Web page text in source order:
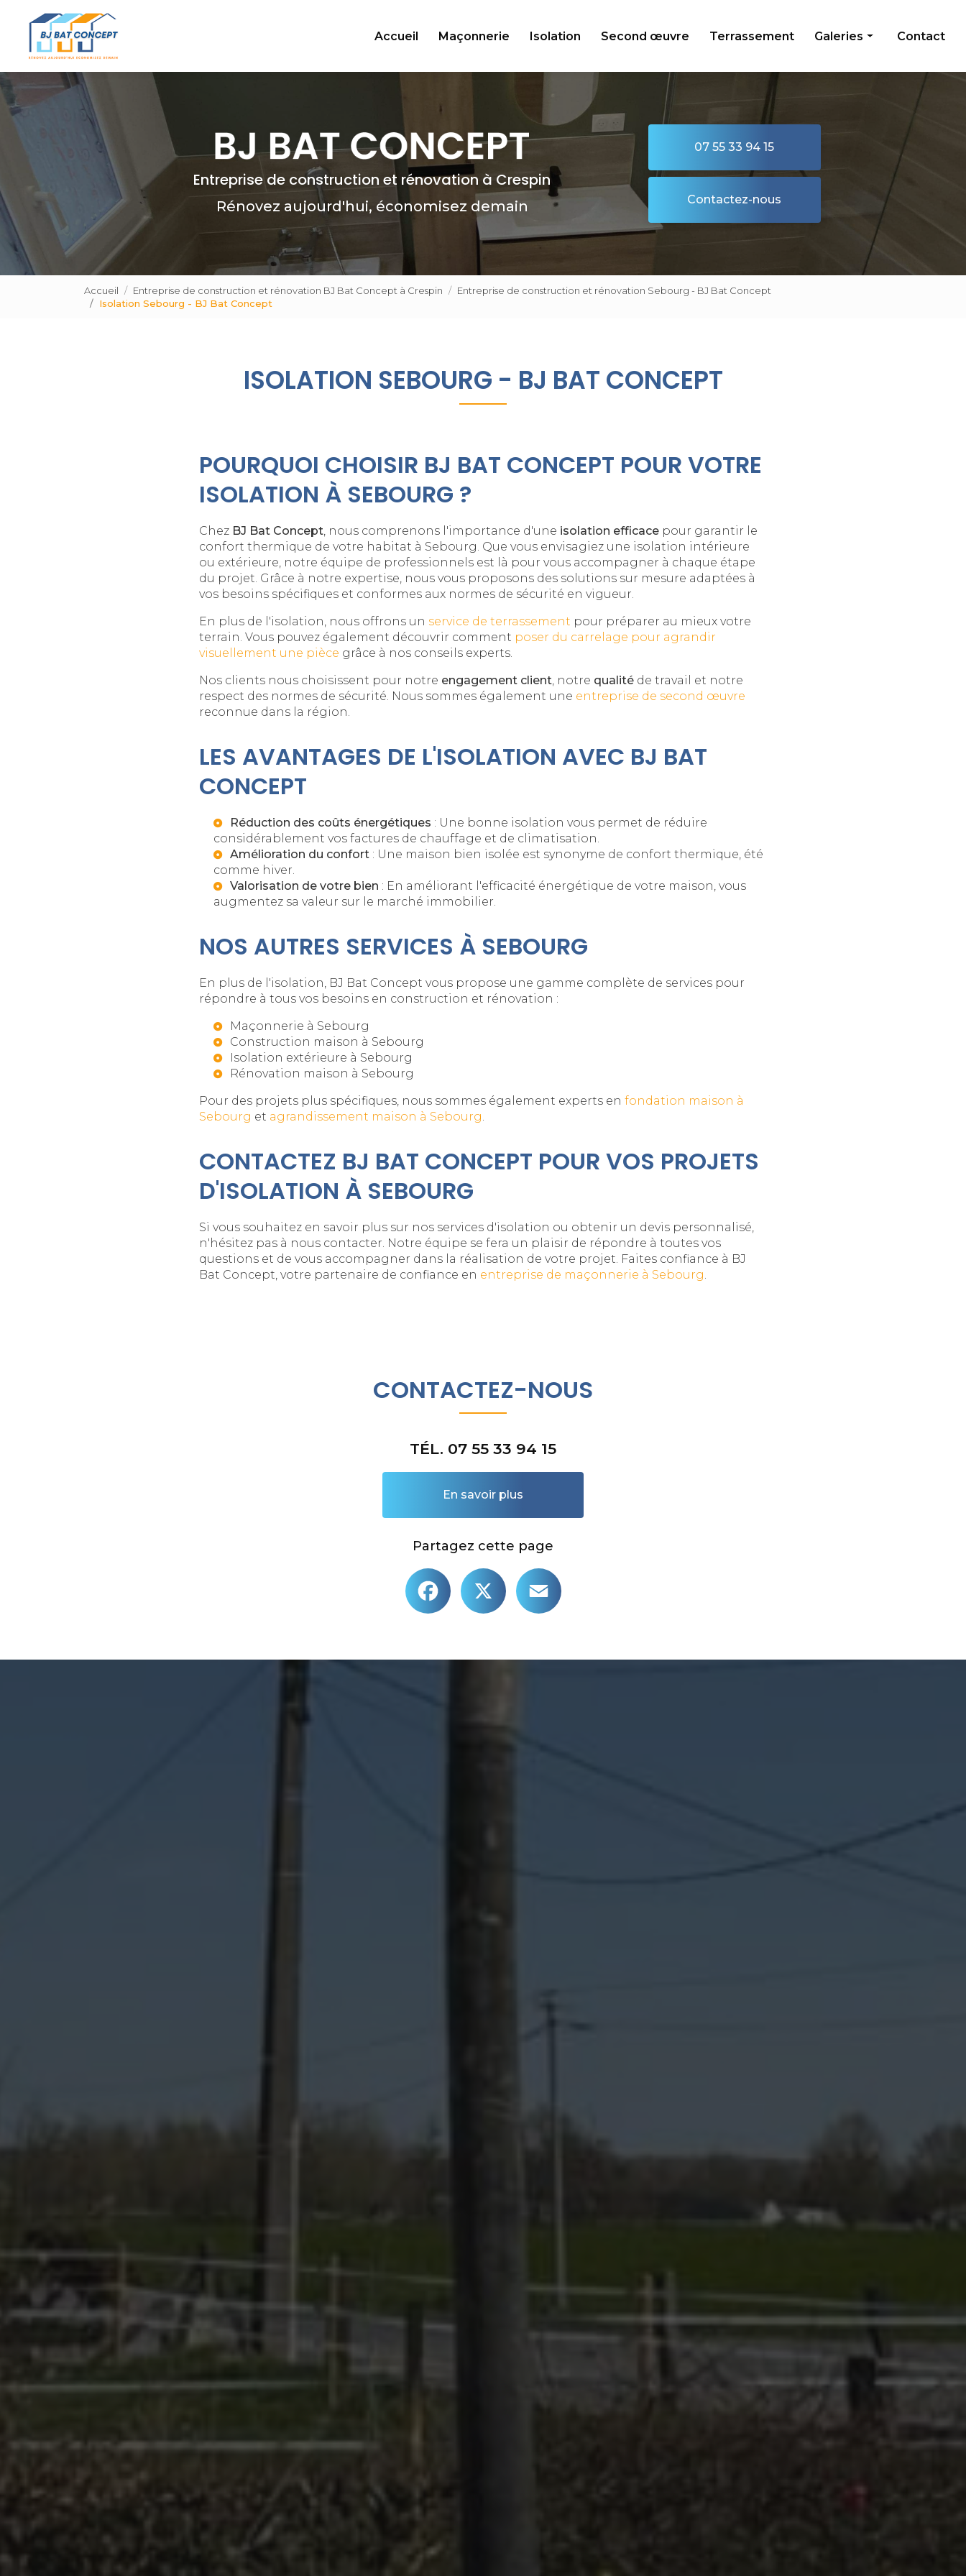
contenu
principal
Accueil Maçonnerie Isolation Second œuvre Terrassement Galeries Contact
Entreprise de construction et rénovation à Crespin
Rénovez aujourd'hui, économisez demain
07 55 33 94 15
Contactez-nous
Accueil Entreprise de construction et rénovation BJ Bat Concept à Crespin
Entreprise de construction et rénovation Sebourg - BJ Bat Concept
Isolation Sebourg - BJ Bat Concept
ISOLATION SEBOURG - BJ BAT CONCEPT
POURQUOI CHOISIR BJ BAT CONCEPT POUR VOTRE
ISOLATION À SEBOURG ?
Chez BJ Bat Concept, nous comprenons l'importance d'une isolation efficace pour garantir le
confort thermique de votre habitat à Sebourg. Que vous envisagiez une isolation intérieure
ou extérieure, notre équipe de professionnels est là pour vous accompagner à chaque étape
du projet. Grâce à notre expertise, nous vous proposons des solutions sur mesure adaptées à
vos besoins spécifiques et conformes aux normes de sécurité en vigueur.
En plus de l'isolation, nous offrons un service de terrassement pour préparer au mieux votre
terrain. Vous pouvez également découvrir comment poser du carrelage pour agrandir
visuellement une pièce grâce à nos conseils experts.
Nos clients nous choisissent pour notre engagement client, notre qualité de travail et notre
respect des normes de sécurité. Nous sommes également une entreprise de second œuvre
reconnue dans la région.
LES AVANTAGES DE L'ISOLATION AVEC BJ BAT
CONCEPT
Réduction des coûts énergétiques : Une bonne isolation vous permet de réduire
considérablement vos factures de chauffage et de climatisation.
Amélioration du confort : Une maison bien isolée est synonyme de confort thermique, été
comme hiver.
Valorisation de votre bien : En améliorant l'efficacité énergétique de votre maison, vous
augmentez sa valeur sur le marché immobilier.
NOS AUTRES SERVICES À SEBOURG
En plus de l'isolation, BJ Bat Concept vous propose une gamme complète de services pour
répondre à tous vos besoins en construction et rénovation :
Maçonnerie à Sebourg
Construction maison à Sebourg
Isolation extérieure à Sebourg
Rénovation maison à Sebourg
Pour des projets plus spécifiques, nous sommes également experts en fondation maison à
Sebourg et agrandissement maison à Sebourg.
CONTACTEZ BJ BAT CONCEPT POUR VOS PROJETS
D'ISOLATION À SEBOURG
Si vous souhaitez en savoir plus sur nos services d'isolation ou obtenir un devis personnalisé,
n'hésitez pas à nous contacter. Notre équipe se fera un plaisir de répondre à toutes vos
questions et de vous accompagner dans la réalisation de votre projet. Faites confiance à BJ
Bat Concept, votre partenaire de confiance en entreprise de maçonnerie à Sebourg.
CONTACTEZ-NOUS
TÉL. 07 55 33 94 15
En savoir plus
Partagez cette page
Facebook